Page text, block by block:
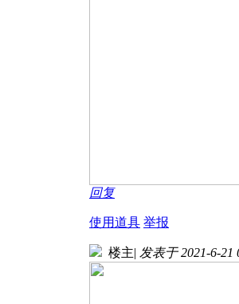
回复
使用道具 举报
楼主| 发表于 2021-6-21